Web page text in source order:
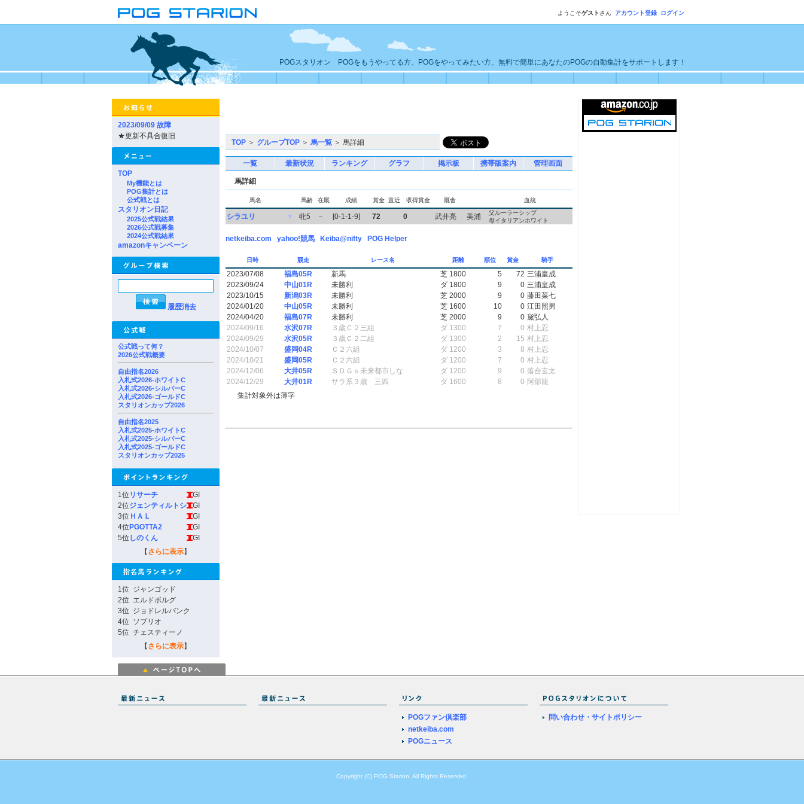
ようこそゲスト さん アカウント登録 ログイン
POGスタリオン POGをもうやってる方、POGをやってみたい方、無料で簡単にあなたのPOGの自動集計をサポートします！
2023/09/09 故障
★更新不具合復旧
TOP
My機能とは
POG集計とは
公式戦とは
スタリオン日記
2025公式戦結果
2026公式戦募集
2024公式戦結果
amazonキャンペーン
履歴消去
公式戦って何？
2026公式戦概要
自由指名2026
入札式2026-ホワイトC
入札式2026-シルバーC
入札式2026-ゴールドC
スタリオンカップ2026
自由指名2025
入札式2025-ホワイトC
入札式2025-シルバーC
入札式2025-ゴールドC
スタリオンカップ2025
1位 リサーチ
GI
2位ジェンティルトシ
GI
3位 ＨＡＬ
GI
4位 PGOTTA2
GI
5位 しのくん
GI
【 さらに表示】
1位 ジャンゴッド
2位 エルドボルグ
3位 ジョドレルバンク
4位 ソブリオ
5位 チェスティーノ
【 さらに表示】
TOP ＞ グループTOP ＞ 馬一覧 ＞ 馬詳細
一覧 最新状況 ランキング グラフ 掲示板 携帯版案内 管理画面
馬詳細
馬名 馬齢 在厩 成績 賞金 直近 収得賞金 厩舎 血統
シラユリ ▼ 牝5 － [0-1-1-9] 72 0 武井亮 美浦
父ルーラーシップ
母イタリアンホワイト
netkeiba.com yahoo!競馬 Keiba@nifty POG Helper
日時 競走 レース名 距離 順位 賞金 騎手
2023/07/08 福島05R 新馬 芝 1800 5 72 三浦皇成
2023/09/24
中山01R 未勝利 ダ 1800 9 0 三浦皇成
2023/10/15
新潟03R 未勝利 芝 2000 9 0 藤田菜七
2024/01/20
中山05R 未勝利 芝 1600 10 0 江田照男
2024/04/20
福島07R 未勝利 芝 2000 9 0 黛弘人
2024/09/16
水沢07R ３歳Ｃ２三組 ダ 1300 7 0 村上忍
2024/09/29
水沢05R ３歳Ｃ２二組 ダ 1300 2 15 村上忍
2024/10/07
盛岡04R Ｃ２六組 ダ 1200 3 8 村上忍
2024/10/21
盛岡05R Ｃ２六組 ダ 1200 7 0 村上忍
2024/12/06
大井05R ＳＤＧｓ未来都市しな ダ 1200 9 0 落合玄太
2024/12/29
大井01R サラ系３歳 三四 ダ 1600 8 0 阿部龍
集計対象外は薄字
POGファン倶楽部
netkeiba.com
POGニュース
問い合わせ・サイトポリシー
Copyright (C) POG Starion. All Rights Reserved.